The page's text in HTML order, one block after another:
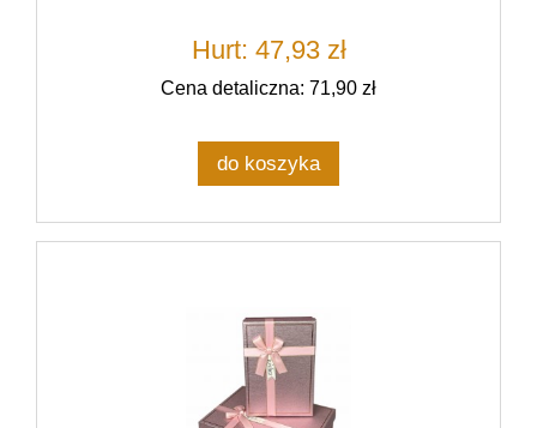
Hurt: 47,93 zł
Cena detaliczna: 71,90 zł
do koszyka